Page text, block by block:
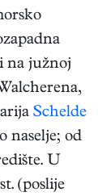
na južnoj
Schelde
naselje; od
U
(poslije